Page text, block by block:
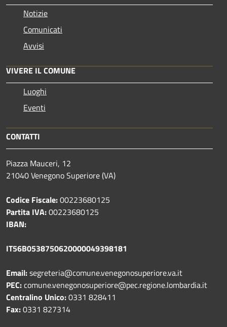
Notizie
Comunicati
Avvisi
VIVERE IL COMUNE
Luoghi
Eventi
CONTATTI
Piazza Mauceri, 12
21040 Venegono Superiore (VA)
Codice Fiscale:00223680125
Partita IVA:00223680125
IBAN:
IT56B0538750620000049398181
Email:segreteria@comune.venegonosuperiore.va.it
PEC:comune.venegonosuperiore@pec.regione.lombardia.it
Centralino Unico:0331 828411
Fax:0331 827314